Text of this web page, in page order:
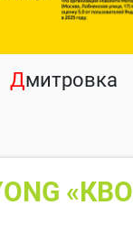
Дмитровка